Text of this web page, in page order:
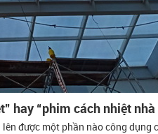
hay “phim cách nhiệt
được một phần nào công dụng